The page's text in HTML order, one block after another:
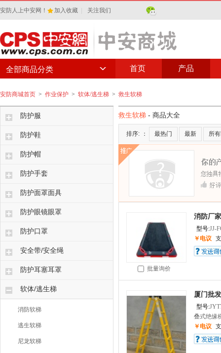
安防人上中安网！ 加入收藏 关注我们
首页 产品
全部商品分类
安防商城首页 > 作业保护 > 软体/逃生梯 > 救生软梯
防护服
防护鞋
防护帽
防护手套
防护面罩面具
防护眼镜眼罩
防护口罩
安全带/安全绳
防护耳塞耳罩
软体/逃生梯
消防软梯
逃生软梯
尼龙软梯
救生软梯 - 商品大全
排序: ： 最热门 最新 所
批量询价
消防厂
型号:JJ-
￥电议
厦门批
型号:
叠式绝缘
￥电议